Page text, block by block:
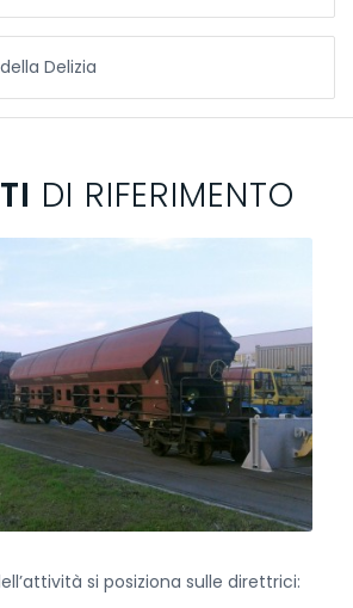
Delizia
DI RIFERIMENTO
si posiziona sulle direttrici: